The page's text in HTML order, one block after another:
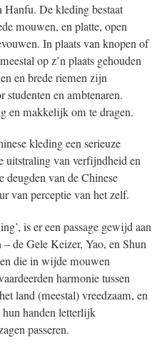
Hanfu. De kleding bestaat
mouwen, en platte, open
In plaats van knopen of
op z’n plaats gehouden
en brede riemen zijn
studenten en ambtenaren.
en makkelijk om te dragen.
kleding een serieuze
uitstraling van verfijndheid en
deugden van de Chinese
van perceptie van het zelf.
is er een passage gewijd aan
de Gele Keizer, Yao, en Shun
die in wijde mouwen
harmonie tussen
land (meestal) vreedzaam, en
hun handen letterlijk
passeren.